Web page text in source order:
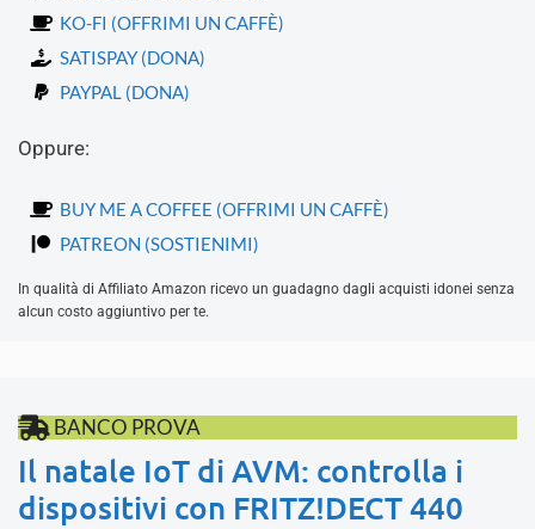
KO-FI (OFFRIMI UN CAFFÈ)
SATISPAY (DONA)
PAYPAL (DONA)
Oppure:
BUY ME A COFFEE (OFFRIMI UN CAFFÈ)
PATREON (SOSTIENIMI)
In qualità di Affiliato Amazon ricevo un guadagno dagli acquisti idonei senza
alcun costo aggiuntivo per te.
BANCO PROVA
Il natale IoT di AVM: controlla i
dispositivi con FRITZ!DECT 440